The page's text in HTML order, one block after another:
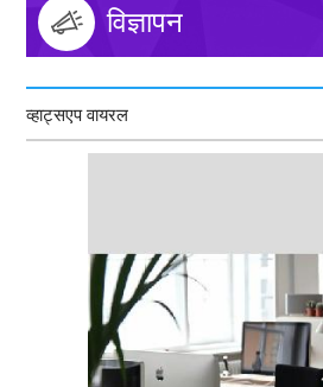
विज्ञापन
व्हाट्सएप वायरल